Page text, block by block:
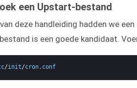
een Upstart-bestand
deze handleiding hadden we een
is een goede kandidaat.
/init/cron. conf